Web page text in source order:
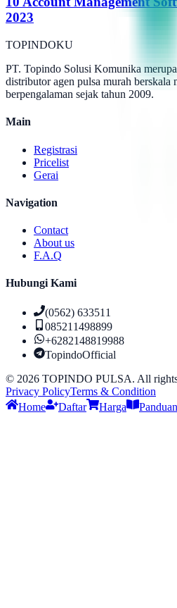
2023
TOPINDOKU
PT. Topindo Solusi Komunika
distributor agen pulsa murah berskala
berpengalaman sejak tahun 2009.
Main
Registrasi
Pricelist
Gerai
Navigation
Contact
About us
F.A.Q
Hubungi Kami
(0562) 633511
085211498899
+6282148819988
TopindoOfficial
© 2026 TOPINDO PULSA. All rights
Privacy PolicyTerms & Condition
Home
Daftar Harga Panduan